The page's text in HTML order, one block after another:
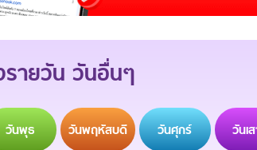
รายวัน วันอื่นๆ
วันพุธ วันพฤหัสบดี วันศุกร์ วันเ